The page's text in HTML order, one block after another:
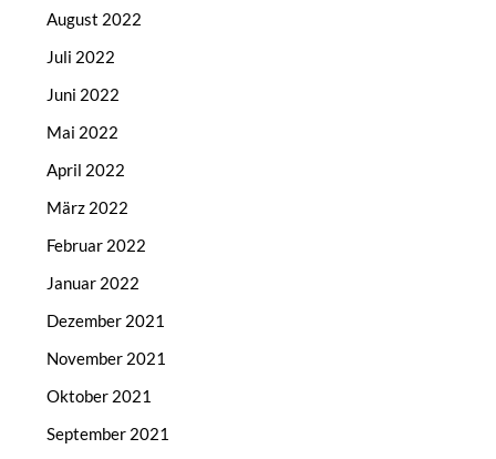
August 2022
Juli 2022
Juni 2022
Mai 2022
April 2022
März 2022
Februar 2022
Januar 2022
Dezember 2021
November 2021
Oktober 2021
September 2021